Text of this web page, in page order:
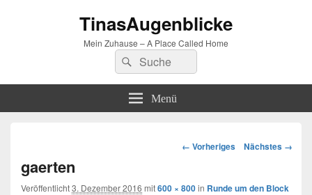
TinasAugenblicke
Mein Zuhause – A Place Called Home
Suchen
nach:
Suchen
Menü
Bilder-
← Vorheriges Nächstes →
gaerten
Veröffentlicht3. Dezember 2016 mit600 × 800in Runde um den Block